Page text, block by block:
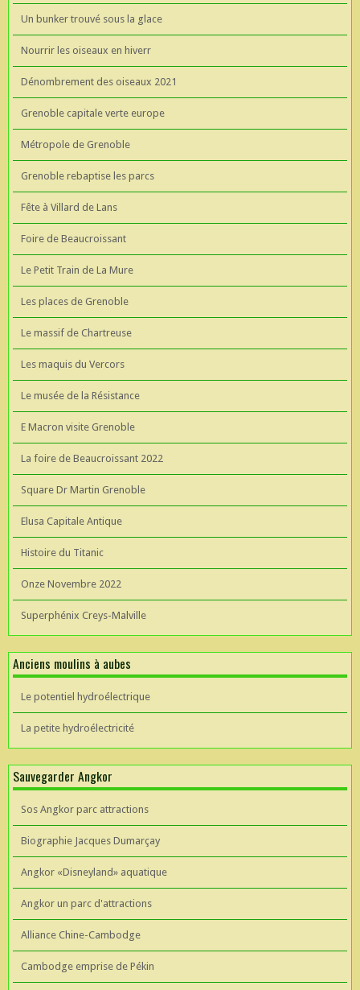
Un bunker trouvé sous la glace
Nourrir les oiseaux en hiverr
Dénombrement des oiseaux 2021
Grenoble capitale verte europe
Métropole de Grenoble
Grenoble rebaptise les parcs
Fête à Villard de Lans
Foire de Beaucroissant
Le Petit Train de La Mure
Les places de Grenoble
Le massif de Chartreuse
Les maquis du Vercors
Le musée de la Résistance
E Macron visite Grenoble
La foire de Beaucroissant 2022
Square Dr Martin Grenoble
Elusa Capitale Antique
Histoire du Titanic
Onze Novembre 2022
Superphénix Creys-Malville
Anciens moulins à aubes
Le potentiel hydroélectrique
La petite hydroélectricité
Sauvegarder Angkor
Sos Angkor parc attractions
Biographie Jacques Dumarçay
Angkor «Disneyland» aquatique
Angkor un parc d'attractions
Alliance Chine-Cambodge
Cambodge emprise de Pékin